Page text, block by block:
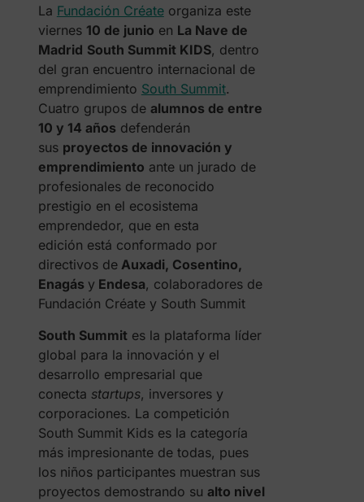
La Fundación Créateorganiza este
viernes 10 de junio en La Nave de
Madrid South Summit KIDS, dentro
del gran encuentro internacional de
emprendimiento South Summit.
Cuatro grupos de alumnos de entre
10 y 14 años defenderán
sus proyectos de innovación y
emprendimiento ante un jurado de
profesionales de reconocido
prestigio en el ecosistema
emprendedor, que en esta
edición está conformado por
directivos deAuxadi, Cosentino,
Enagás y Endesa, colaboradores de
Fundación Créate y South Summit
South Summites la plataforma líder
global para la innovación y el
desarrollo empresarial que
conecta startups, inversores y
corporaciones. La competición
South Summit Kids es la categoría
más impresionante de todas, pues
los niños participantes muestran sus
proyectos demostrando su alto nivel